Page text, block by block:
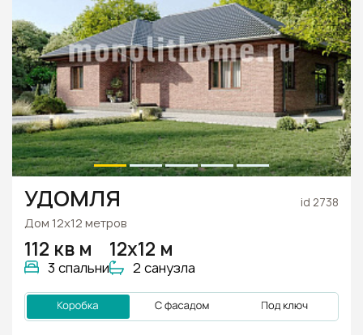
УДОМЛЯ id 2738
Дом 12х12 метров
112 кв м
3 спальни
12х12 м
2 санузла